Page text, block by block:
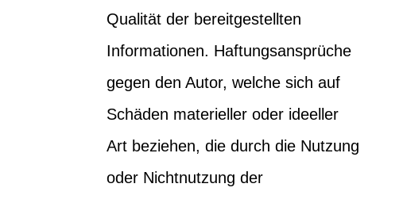
Qualität der bereitgestellten
Informationen. Haftungsansprüche
gegen den Autor, welche sich auf
Schäden materieller oder ideeller
Art beziehen, die durch die Nutzung
oder Nichtnutzung der